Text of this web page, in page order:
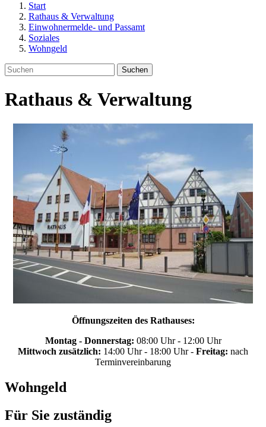
Start
Rathaus & Verwaltung
Einwohnermelde- und Passamt
Soziales
Wohngeld
Suchen
Rathaus & Verwaltung
Öffnungszeiten des Rathauses:
Montag - Donnerstag: 08:00 Uhr - 12:00 Uhr
Mittwoch zusätzlich: 14:00 Uhr - 18:00 Uhr - Freitag: nach
Terminvereinbarung
Wohngeld
Für Sie zuständig